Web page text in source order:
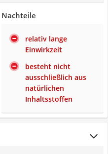
Nachteile
relativ lange
Einwirkzeit
besteht nicht
ausschließlich aus
natürlichen
Inhaltsstoffen